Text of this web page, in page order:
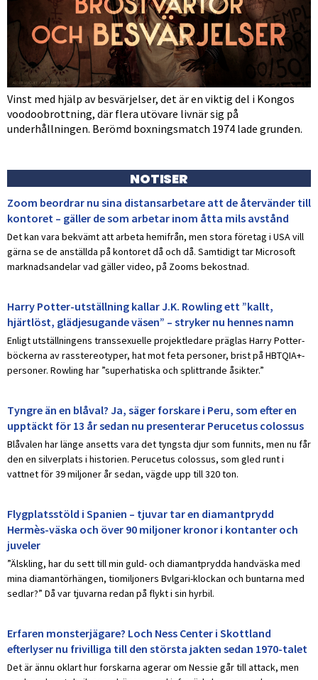
Vinst med hjälp av besvärjelser, det är en viktig del i Kongos
voodoobrottning, där flera utövare livnär sig på
underhållningen. Berömd boxningsmatch 1974 lade grunden.
NOTISER
Zoom beordrar nu sina distansarbetare att de återvänder till
kontoret – gäller de som arbetar inom åtta mils avstånd
Det kan vara bekvämt att arbeta hemifrån, men stora företag i USA vill
gärna se de anställda på kontoret då och då. Samtidigt tar Microsoft
marknadsandelar vad gäller video, på Zooms bekostnad.
Harry Potter-utställning kallar J.K. Rowling ett ”kallt,
hjärtlöst, glädjesugande väsen” – stryker nu hennes namn
Enligt utställningens transsexuelle projektledare präglas Harry Potter-
böckerna av rasstereotyper, hat mot feta personer, brist på HBTQIA+-
personer. Rowling har ”superhatiska och splittrande åsikter.”
Tyngre än en blåval? Ja, säger forskare i Peru, som efter en
upptäckt för 13 år sedan nu presenterar Perucetus colossus
Blåvalen har länge ansetts vara det tyngsta djur som funnits, men nu får
den en silverplats i historien. Perucetus colossus, som gled runt i
vattnet för 39 miljoner år sedan, vägde upp till 320 ton.
Flygplatsstöld i Spanien – tjuvar tar en diamantprydd
Hermès-väska och över 90 miljoner kronor i kontanter och
juveler
”Älskling, har du sett till min guld- och diamantprydda handväska med
mina diamantörhängen, tiomiljoners Bvlgari-klockan och buntarna med
sedlar?” Då var tjuvarna redan på flykt i sin hyrbil.
Erfaren monsterjägare? Loch Ness Center i Skottland
efterlyser nu frivilliga till den största jakten sedan 1970-talet
Det är ännu oklart hur forskarna agerar om Nessie går till attack, men